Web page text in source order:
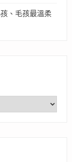
、毛孩最溫柔